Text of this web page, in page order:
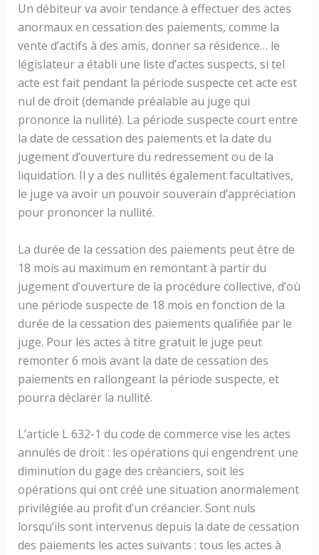
Un débiteur va avoir tendance à effectuer des actes
anormaux en cessation des paiements, comme la
vente d’actifs à des amis, donner sa résidence… le
législateur a établi une liste d’actes suspects, si tel
acte est fait pendant la période suspecte cet acte est
nul de droit (demande préalable au juge qui
prononce la nullité). La période suspecte court entre
la date de cessation des paiements et la date du
jugement d’ouverture du redressement ou de la
liquidation. Il y a des nullités également facultatives,
le juge va avoir un pouvoir souverain d’appréciation
pour prononcer la nullité.
La durée de la cessation des paiements peut être de
18 mois au maximum en remontant à partir du
jugement d’ouverture de la procédure collective, d’où
une période suspecte de 18 mois en fonction de la
durée de la cessation des paiements qualifiée par le
juge. Pour les actes à titre gratuit le juge peut
remonter 6 mois avant la date de cessation des
paiements en rallongeant la période suspecte, et
pourra déclarer la nullité.
L’article L 632-1 du code de commerce vise les actes
annulés de droit : les opérations qui engendrent une
diminution du gage des créanciers, soit les
opérations qui ont créé une situation anormalement
privilégiée au profit d’un créancier. Sont nuls
lorsqu’ils sont intervenus depuis la date de cessation
des paiements les actes suivants : tous les actes à